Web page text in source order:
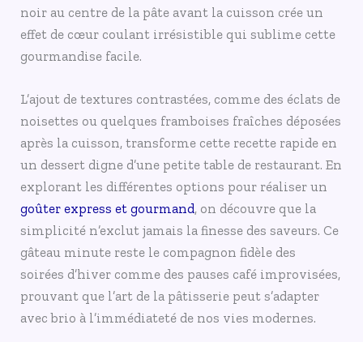
noir au centre de la pâte avant la cuisson crée un
effet de cœur coulant irrésistible qui sublime cette
gourmandise facile.
L’ajout de textures contrastées, comme des éclats de
noisettes ou quelques framboises fraîches déposées
après la cuisson, transforme cette recette rapide en
un dessert digne d’une petite table de restaurant. En
explorant les différentes options pour réaliser un
goûter express et gourmand, on découvre que la
simplicité n’exclut jamais la finesse des saveurs. Ce
gâteau minute reste le compagnon fidèle des
soirées d’hiver comme des pauses café improvisées,
prouvant que l’art de la pâtisserie peut s’adapter
avec brio à l’immédiateté de nos vies modernes.